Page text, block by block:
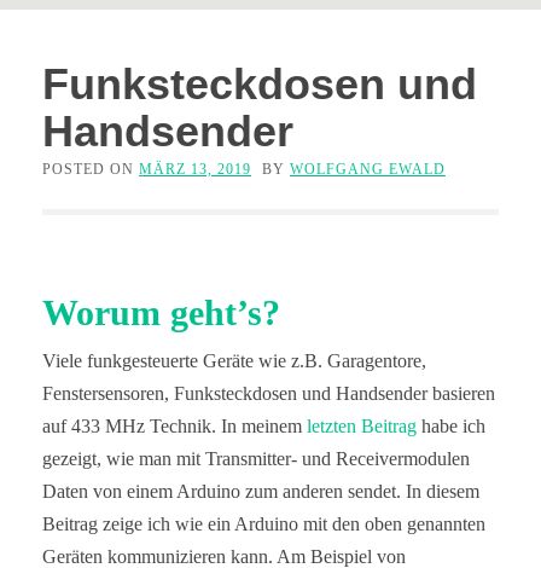
Funksteckdosen und
Handsender
POSTED ON MÄRZ 13, 2019 BY WOLFGANG EWALD
Worum geht’s?
Viele funkgesteuerte Geräte wie z.B. Garagentore,
Fenstersensoren, Funksteckdosen und Handsender basieren
auf 433 MHz Technik. In meinem letzten Beitrag habe ich
gezeigt, wie man mit Transmitter- und Receivermodulen
Daten von einem Arduino zum anderen sendet. In diesem
Beitrag zeige ich wie ein Arduino mit den oben genannten
Geräten kommunizieren kann. Am Beispiel von